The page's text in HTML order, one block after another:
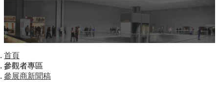
首頁
參觀者專區
參展商新聞稿